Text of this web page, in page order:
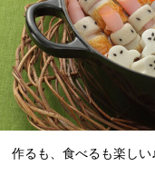
作るも、食べるも楽し